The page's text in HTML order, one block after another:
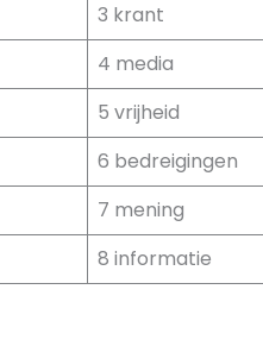
3 krant
4 media
5 vrijheid
6 bedreigingen
7 mening
8 informatie